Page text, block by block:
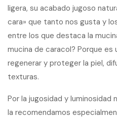
ligera, su acabado jugoso
cara» que tanto nos gusta y
entre los que destaca la
mucina de caracol? Porque es
regenerar y proteger la piel,
texturas.
Por la jugosidad y luminosidad
la recomendamos